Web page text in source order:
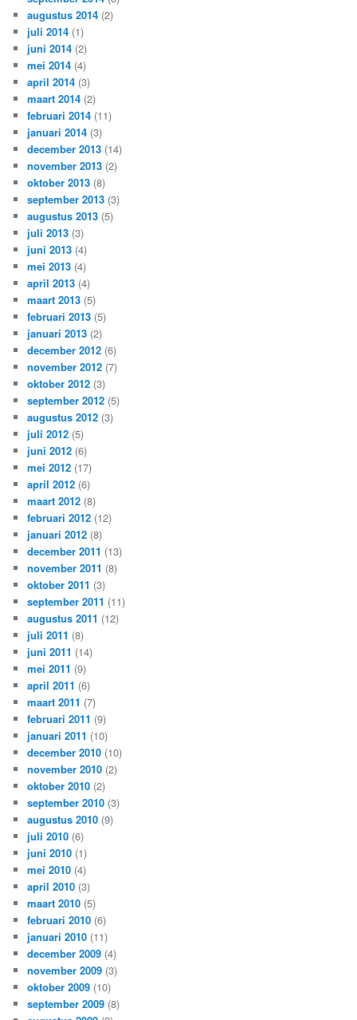
augustus 2014 (2)
juli 2014 (1)
juni 2014 (2)
mei 2014 (4)
april 2014 (3)
maart 2014 (2)
februari 2014 (11)
januari 2014 (3)
december 2013 (14)
november 2013 (2)
oktober 2013 (8)
september 2013 (3)
augustus 2013 (5)
juli 2013 (3)
juni 2013 (4)
mei 2013 (4)
april 2013 (4)
maart 2013 (5)
februari 2013 (5)
januari 2013 (2)
december 2012 (6)
november 2012 (7)
oktober 2012 (3)
september 2012 (5)
augustus 2012 (3)
juli 2012 (5)
juni 2012 (6)
mei 2012 (17)
april 2012 (6)
maart 2012 (8)
februari 2012 (12)
januari 2012 (8)
december 2011 (13)
november 2011 (8)
oktober 2011 (3)
september 2011 (11)
augustus 2011 (12)
juli 2011 (8)
juni 2011 (14)
mei 2011 (9)
april 2011 (6)
maart 2011 (7)
februari 2011 (9)
januari 2011 (10)
december 2010 (10)
november 2010 (2)
oktober 2010 (2)
september 2010 (3)
augustus 2010 (9)
juli 2010 (6)
juni 2010 (1)
mei 2010 (4)
april 2010 (3)
maart 2010 (5)
februari 2010 (6)
januari 2010 (11)
december 2009 (4)
november 2009 (3)
oktober 2009 (10)
september 2009 (8)